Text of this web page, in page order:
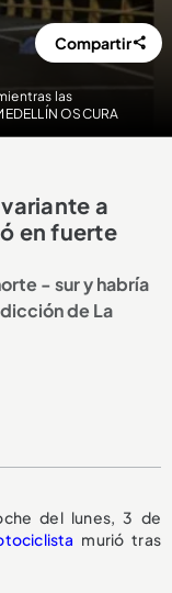
las
OSCURA
Compartir
a
en fuerte
- sur y habría
de La
del lunes, 3 de
murió tras